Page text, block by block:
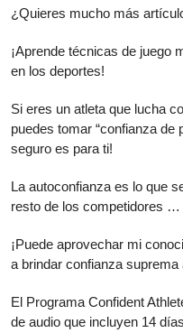
¿Quieres mucho más
¡Aprende técnicas de juego
en los deportes!
Si eres un atleta que lucha
puedes tomar “confianza de
seguro es para ti!
La autoconfianza es lo que
resto de los competidores …
¡Puede aprovechar mi
a brindar confianza suprema
El Programa Confident
de audio que incluyen 14